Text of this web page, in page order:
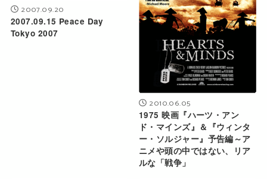
2007.09.20
2007.09.15 Peace Day
Tokyo 2007
2010.06.05
1975 映画『ハーツ・アン
ド・マインズ』＆『ウィンタ
ー・ソルジャー』予告編～ア
ニメや頭の中ではない、リア
ルな「戦争」